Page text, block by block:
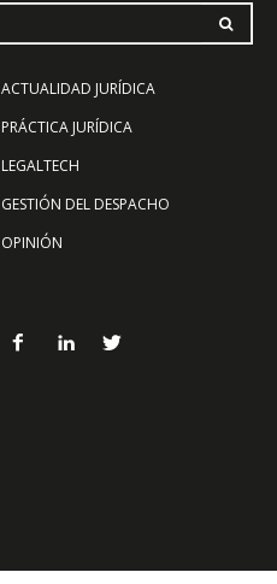
ACTUALIDAD JURÍDICA
PRÁCTICA JURÍDICA
LEGALTECH
GESTIÓN DEL DESPACHO
OPINIÓN